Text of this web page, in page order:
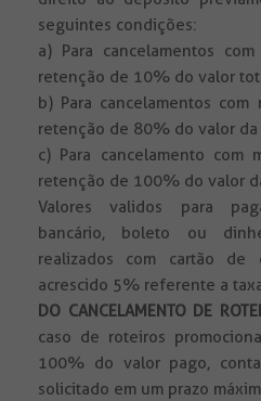
seguintes condições:
a) Para cancelamentos
retenção de 10% do valor
b) Para cancelamentos
retenção de 80% do valor da
c) Para cancelamento com
retenção de 100% do valor
Valores validos para
bancário, boleto ou
realizados com cartão
acrescido 5% referente a
DO CANCELAMENTO DE
caso de roteiros
100% do valor pago,
solicitado em um prazo